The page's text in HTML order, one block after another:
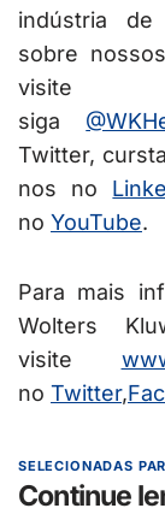
indústria de
sobre
siga
Twitter,
nos no
no YouTube.
Para mais
Wolters
visite
no Twitter,
SELECIONADAS
Continue